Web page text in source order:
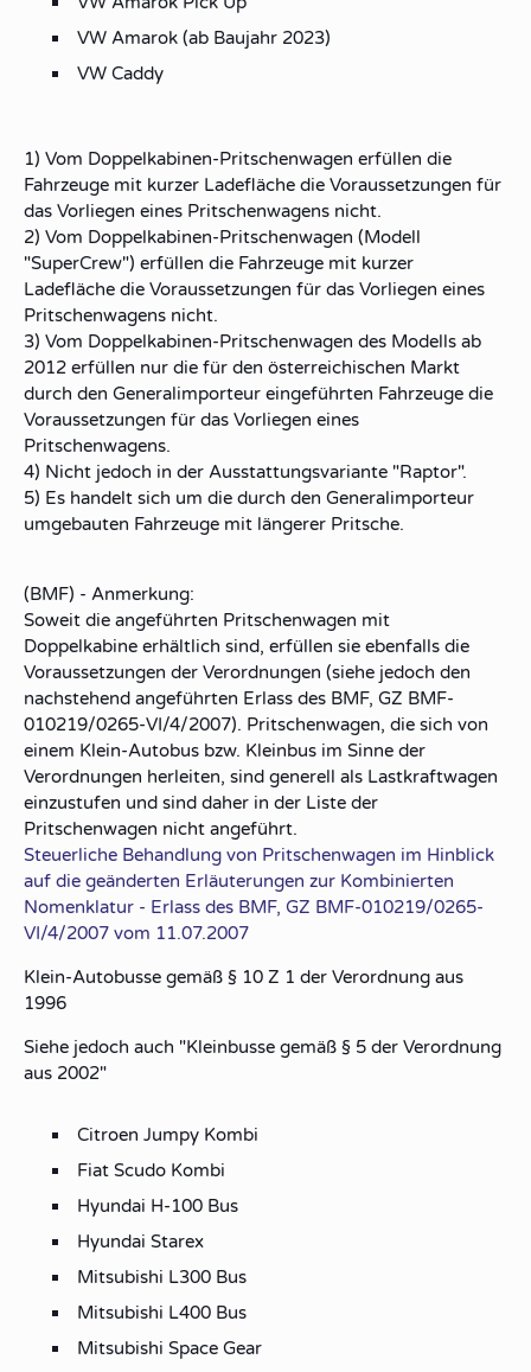
VW Amarok (ab Baujahr 2023)
VW Caddy
1) Vom Doppelkabinen-Pritschenwagen erfüllen die
Fahrzeuge mit kurzer Ladefläche die Voraussetzungen für
das Vorliegen eines Pritschenwagens nicht.
2) Vom Doppelkabinen-Pritschenwagen (Modell
"SuperCrew") erfüllen die Fahrzeuge mit kurzer
Ladefläche die Voraussetzungen für das Vorliegen eines
Pritschenwagens nicht.
3) Vom Doppelkabinen-Pritschenwagen des Modells ab
2012 erfüllen nur die für den österreichischen Markt
durch den Generalimporteur eingeführten Fahrzeuge die
Voraussetzungen für das Vorliegen eines
Pritschenwagens.
4) Nicht jedoch in der Ausstattungsvariante "Raptor".
5) Es handelt sich um die durch den Generalimporteur
umgebauten Fahrzeuge mit längerer Pritsche.
(BMF) - Anmerkung:
Soweit die angeführten Pritschenwagen mit
Doppelkabine erhältlich sind, erfüllen sie ebenfalls die
Voraussetzungen der Verordnungen (siehe jedoch den
nachstehend angeführten Erlass des BMF, GZ BMF-
010219/0265-VI/4/2007). Pritschenwagen, die sich von
einem Klein-Autobus bzw. Kleinbus im Sinne der
Verordnungen herleiten, sind generell als Lastkraftwagen
einzustufen und sind daher in der Liste der
Pritschenwagen nicht angeführt.
Steuerliche Behandlung von Pritschenwagen im Hinblick
auf die geänderten Erläuterungen zur Kombinierten
Nomenklatur - Erlass des BMF, GZ BMF-010219/0265-
VI/4/2007 vom 11.07.2007
Klein-Autobusse gemäß § 10 Z 1 der Verordnung aus
1996
Siehe jedoch auch "Kleinbusse gemäß § 5 der Verordnung
aus 2002"
Citroen Jumpy Kombi
Fiat Scudo Kombi
Hyundai H-100 Bus
Hyundai Starex
Mitsubishi L300 Bus
Mitsubishi L400 Bus
Mitsubishi Space Gear